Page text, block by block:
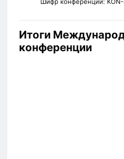
Итоги
конференции